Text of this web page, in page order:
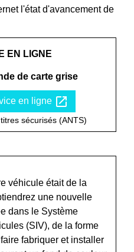
l'état d'avancement de
EN LIGNE
de carte grise
en ligne open_in_new
sécurisés (ANTS)
véhicule était de la
une nouvelle
dans le Système
(SIV), de la forme
fabriquer et installer